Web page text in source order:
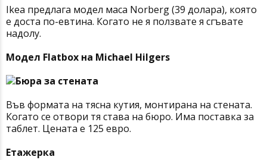
Ikea предлага модел маса Norberg (39 долара), която
е доста по-евтина. Когато не я ползвате я сгъвате
надолу.
Модел Flatbox на Michael Hilgers
Във формата на тясна кутия, монтирана на стената.
Когато се отвори тя става на бюро. Има поставка за
таблет. Цената е 125 евро.
Етажерка